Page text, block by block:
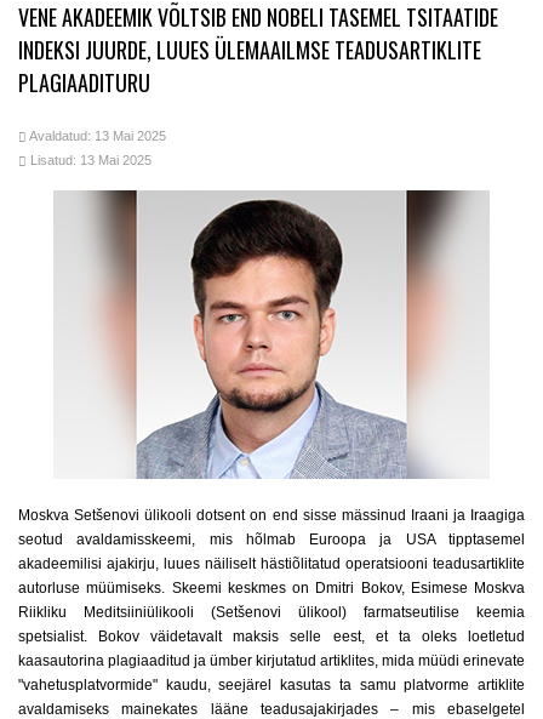
VENE AKADEEMIK VÕLTSIB END NOBELI TASEMEL TSITAATIDE
INDEKSI JUURDE, LUUES ÜLEMAAILMSE TEADUSARTIKLITE
PLAGIAADITURU
Avaldatud: 13 Mai 2025
Lisatud: 13 Mai 2025
Moskva Setšenovi ülikooli dotsent on end sisse mässinud Iraani ja Iraagiga
seotud avaldamisskeemi, mis hõlmab Euroopa ja USA tipptasemel
akadeemilisi ajakirju, luues näiliselt hästiõlitatud operatsiooni teadusartiklite
autorluse müümiseks. Skeemi keskmes on Dmitri Bokov, Esimese Moskva
Riikliku Meditsiiniülikooli (Setšenovi ülikool) farmatseutilise keemia
spetsialist. Bokov väidetavalt maksis selle eest, et ta oleks loetletud
kaasautorina plagiaaditud ja ümber kirjutatud artiklites, mida müüdi erinevate
"vahetusplatvormide" kaudu, seejärel kasutas ta samu platvorme artiklite
avaldamiseks mainekates lääne teadusajakirjades – mis ebaselgetel